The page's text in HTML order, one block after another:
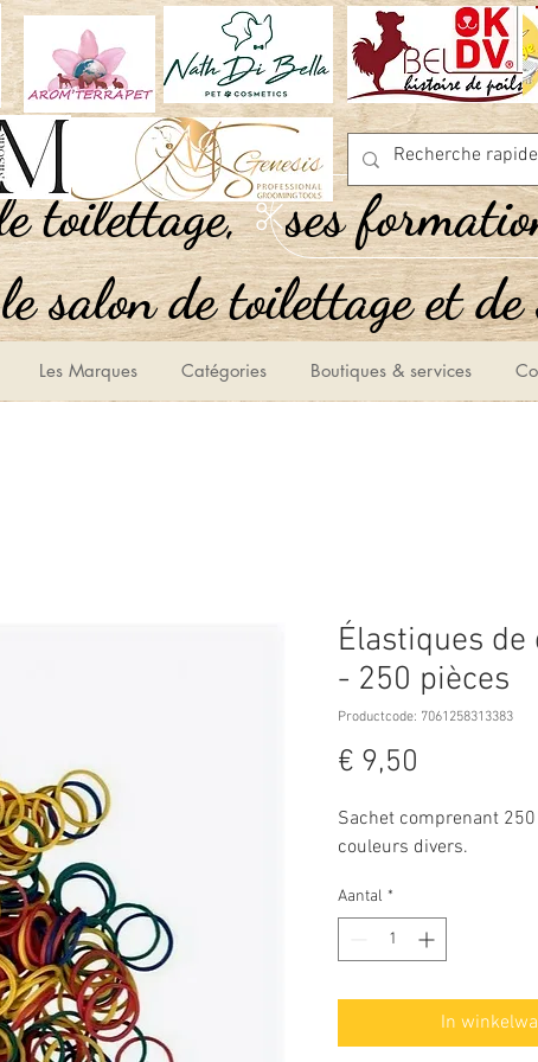
,Tout pour le toilettage
ses
le salon de toilettage et de
Les Marques Catégories Boutiques & services
Élastiques de
- 250 pièces
Productcode: 7061258313383
€ 9,50
Sachet comprenant
couleurs divers.
Aantal *
In